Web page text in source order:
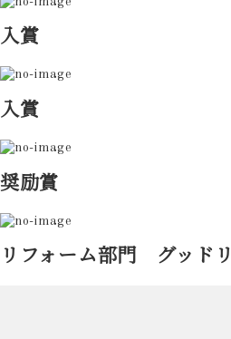
入賞
入賞
奨励賞
リフォーム部門 グッド